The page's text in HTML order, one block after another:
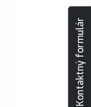
Kontaktný formulár